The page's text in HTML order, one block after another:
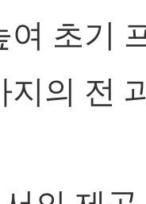
여 초기
지의 전